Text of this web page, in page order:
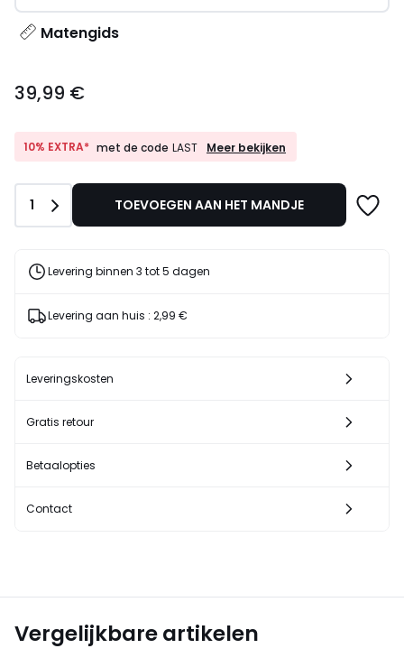
Matengids
€.
39,99 €
10% EXTRA* met de code LAST
10%
code
LAST
Meer bekijken
Aantal
1 TOEVOEGEN AAN HET MANDJE
Levering binnen 3 tot 5 dagen
Levering aan huis : 2,99 €
Leveringskosten
Gratis retour
Betaalopties
Contact
Vergelijkbare artikelen